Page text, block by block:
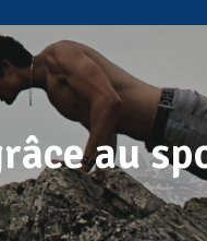
au